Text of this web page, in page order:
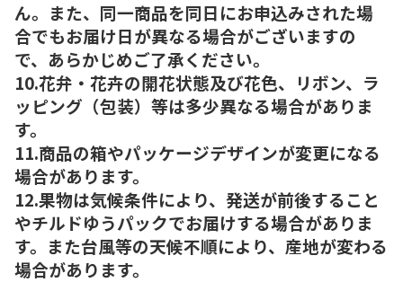
ん。また、同一商品を同日にお申込みされた場
合でもお届け日が異なる場合がございますの
で、あらかじめご了承ください。
10.花弁・花卉の開花状態及び花色、リボン、ラ
ッピング（包装）等は多少異なる場合がありま
す。
11.商品の箱やパッケージデザインが変更になる
場合があります。
12.果物は気候条件により、発送が前後すること
やチルドゆうパックでお届けする場合がありま
す。また台風等の天候不順により、産地が変わる
場合があります。